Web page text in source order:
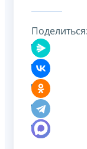
Поделиться: